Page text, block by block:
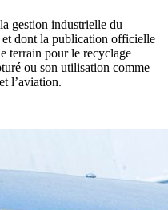
gestion industrielle du
et dont la publication officielle
terrain pour le recyclage
ou son utilisation comme
l’aviation.